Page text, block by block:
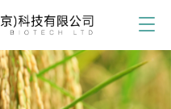
T
g
g